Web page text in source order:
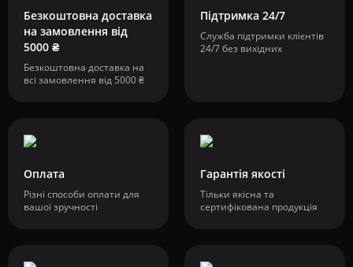
Безкоштовна доставка
на замовлення від
5000 ₴
Безкоштовна доставка на
всі замовлення від 5000 ₴
Підтримка 24/7
Служба підтримки клієнтів
24/7 без вихідних
Оплата
Різні способи оплати для
вашої зручності
Гарантія якості
Тільки якісна та
сертифікована продукція